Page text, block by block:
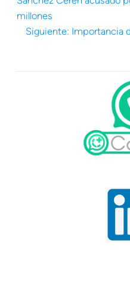
millones
Siguiente: Importancia